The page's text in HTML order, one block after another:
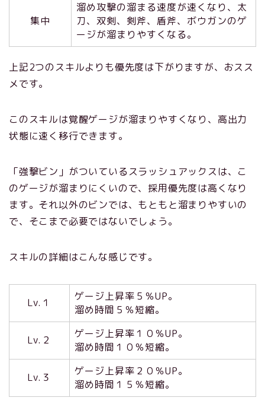
集中
溜め攻撃の溜まる速度が速くなり、太
刀、双剣、剣斧、盾斧、ボウガンのゲ
ージが溜まりやすくなる。
上記2つのスキルよりも優先度は下がりますが、おスス
メです。
このスキルは覚醒ゲージが溜まりやすくなり、高出力
状態に速く移行できます。
「強撃ビン」がついているスラッシュアックスは、こ
のゲージが溜まりにくいので、採用優先度は高くなり
ます。それ以外のビンでは、もともと溜まりやすいの
で、そこまで必要ではないでしょう。
スキルの詳細はこんな感じです。
Lv.１
ゲージ上昇率５％UP。
溜め時間５％短縮。
Lv.２
ゲージ上昇率１０％UP。
溜め時間１０％短縮。
Lv.３
ゲージ上昇率２０％UP。
溜め時間１５％短縮。